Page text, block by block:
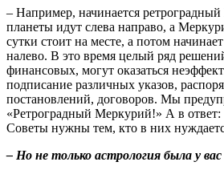
– Например, начинается
планеты идут слева направо, а
сутки стоит на месте, а потом
налево. В это время целый ряд
финансовых, могут оказаться
подписание различных указов,
постановлений, договоров. Мы
«Ретроградный Меркурий!» А в
Советы нужны тем, кто в них
– Но не только астрология была у